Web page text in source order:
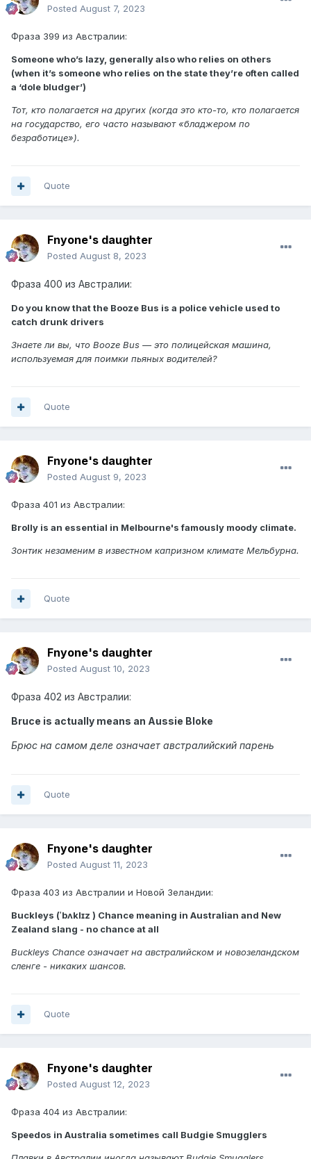
Posted August 7, 2023
Фраза 399 из Австралии:
Someone who’s lazy, generally also who relies on others
(when it’s someone who relies on the state they’re often called
a ‘dole bludger’)
Тот, кто полагается на других (когда это кто-то, кто полагается
на государство, его часто называют «бладжером по
безработице»).
Quote
Fnyone's daughter
Posted August 8, 2023
Фраза 400 из Австралии:
Do you know that the Booze Bus is a police vehicle used to
catch drunk drivers
Знаете ли вы, что Booze Bus — это полицейская машина,
используемая для поимки пьяных водителей?
Quote
Fnyone's daughter
Posted August 9, 2023
Фраза 401 из Австралии:
Brolly is an essential in Melbourne's famously moody climate.
Зонтик незаменим в известном капризном климате Мельбурна.
Quote
Fnyone's daughter
Posted August 10, 2023
Фраза 402 из Австралии:
Bruce is actually means an Aussie Bloke
Брюс на самом деле означает австралийский парень
Quote
Fnyone's daughter
Posted August 11, 2023
Фраза 403 из Австралии и Новой Зеландии:
Buckleys (ˈbʌklɪz ) Chance meaning in Australian and New
Zealand slang - no chance at all
Buckleys Chance означает на австралийском и новозеландском
сленге - никаких шансов.
Quote
Fnyone's daughter
Posted August 12, 2023
Фраза 404 из Австралии:
Speedos in Australia sometimes call Budgie Smugglers